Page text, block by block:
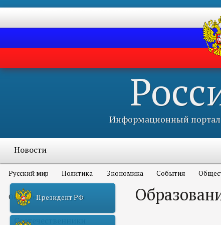
Информационный портал
Новости
Русский мир Политика Экономика События
Объявления и конкурсы
Соотечественники
Президент РФ